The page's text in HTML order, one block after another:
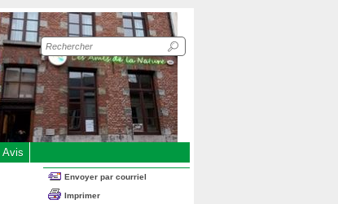
Recherche
sur
le
site
Avis
Envoyer par courriel
Imprimer